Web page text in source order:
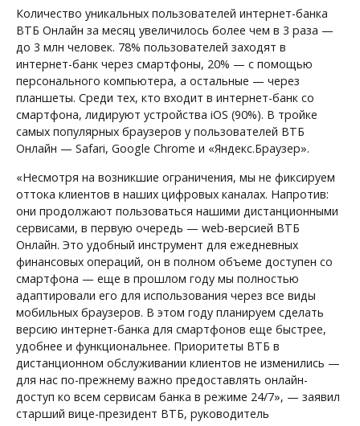
Количество уникальных пользователей интернет-банка
ВТБ Онлайн за месяц увеличилось более чем в 3 раза —
до 3 млн человек. 78% пользователей заходят в
интернет-банк через смартфоны, 20% — с помощью
персонального компьютера, а остальные — через
планшеты. Среди тех, кто входит в интернет-банк со
смартфона, лидируют устройства iOS (90%). В тройке
самых популярных браузеров у пользователей ВТБ
Онлайн — Safari, Google Chrome и «Яндекс.Браузер».
«Несмотря на возникшие ограничения, мы не фиксируем
оттока клиентов в наших цифровых каналах. Напротив:
они продолжают пользоваться нашими дистанционными
сервисами, в первую очередь — web-версией ВТБ
Онлайн. Это удобный инструмент для ежедневных
финансовых операций, он в полном объеме доступен со
смартфона — еще в прошлом году мы полностью
адаптировали его для использования через все виды
мобильных браузеров. В этом году планируем сделать
версию интернет-банка для смартфонов еще быстрее,
удобнее и функциональнее. Приоритеты ВТБ в
дистанционном обслуживании клиентов не изменились —
для нас по-прежнему важно предоставлять онлайн-
доступ ко всем сервисам банка в режиме 24/7», — заявил
старший вице-президент ВТБ, руководитель